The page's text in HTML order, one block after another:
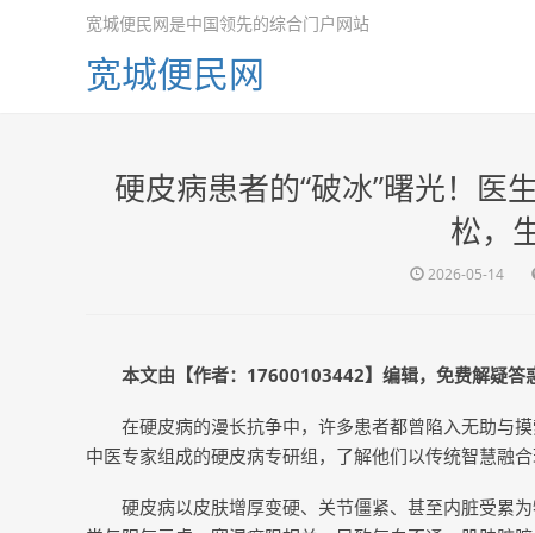
宽城便民网是中国领先的综合门户网站
宽城便民网
硬皮病患者的“破冰”曙光！医
松，
2026-05-14
本文由【作者：17600103442】编辑，免费解疑答
在硬皮病的漫长抗争中，许多患者都曾陷入无助与
中医专家组成的硬皮病专研组，了解他们以传统智慧融
硬皮病以皮肤增厚变硬、关节僵紧、甚至内脏受累